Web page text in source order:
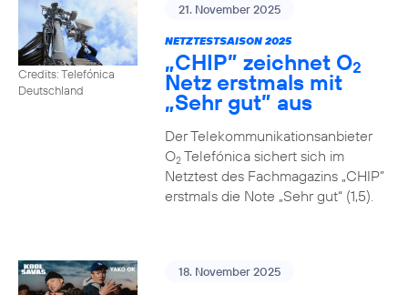
Credits: Telefónica
Deutschland
21. November 2025
NETZTESTSAISON 2025
„CHIP” zeichnet O2
Netz erstmals mit
„Sehr gut” aus
Der Telekommunikationsanbieter
O2Telefónica sichert sich im
Netztest des Fachmagazins „CHIP”
erstmals die Note „Sehr gut“ (1,5).
18. November 2025